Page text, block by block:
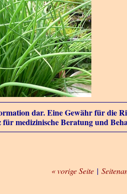
dar. Eine Gewähr für die
medizinische Beratung und
« vorige Seite |